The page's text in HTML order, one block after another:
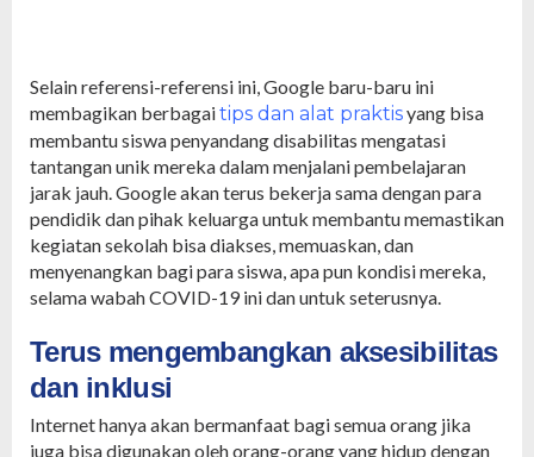
Selain referensi-referensi ini, Google baru-baru ini
membagikan berbagaitips dan alat praktisyang bisa
membantu siswa penyandang disabilitas mengatasi
tantangan unik mereka dalam menjalani pembelajaran
jarak jauh. Google akan terus bekerja sama dengan para
pendidik dan pihak keluarga untuk membantu memastikan
kegiatan sekolah bisa diakses, memuaskan, dan
menyenangkan bagi para siswa, apa pun kondisi mereka,
selama wabah COVID-19 ini dan untuk seterusnya.
Terus mengembangkan aksesibilitas
dan inklusi
Internet hanya akan bermanfaat bagi semua orang jika
juga bisa digunakan oleh orang-orang yang hidup dengan